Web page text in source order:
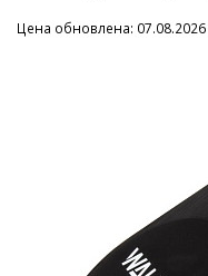
Цена обновлена: 07.08.2026